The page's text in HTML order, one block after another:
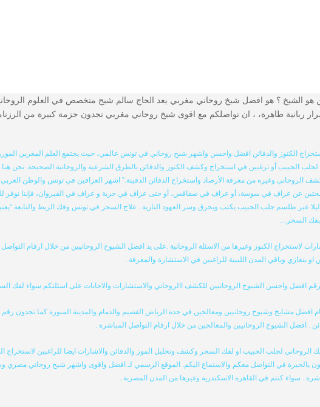
الرسمي للشيخ الروحاني سالم 002126688970000 من هو الشيخ ؟ هو افضل شيخ روحاني مغربي يعد الحاج سالم شيح متخصص
طاهرة، ، ان تواصلكم مع اقوى شيخ روحاني مغربي تجدون حزمة كبيرة من الرزنامات
الكنوز والدفائن افضل واحسن واشهر شيخ روحاني في تونس عالمي، حيث يجتمع العلم المغربي
الحبيب أو ترغبين في استخراج وكشف الكنوز والدفائن بالطرق الشرعية والروحانية الصحيحة. نحن
وغيره من معرفة الأرصاد واستخراج الدفائن الدفينة.” اشهر العرافين في تونس والوطن العربي
عن عراف في سوسة، أو عراف في صفاقس، أو حتى عراف في جربة و عراف في القيروان، فإننا نوفر
عبر طلسم جلب الحبيب يكتب ويحرق وسر العهود النارية . علاج السحر في تونس وفك الربط والتابعة
بفك السحر…
لاستخراج الكنوز وغيرها من الاسئلة الروحانية .على يد افضل الشيوخ الروحانيين من خلال ارقام
وباقي المدن الليبية للراغبين في الاستشارة والمعرفة .
افضل واحسن الشيوخ الروحانيين للكشف االروحاني والاستشارات والاجابات على اسئلتكم سواء لفك
مشايخ وشيوخ روحانيين ومعالجين في جدة الرياض القصيم والدمام والمدينة المنورة كما تجدون
. افضل الشيوخ الروحانيين والمعالجين من خلال ارقام التواصل المباشرة .
لجلب الحبيب او لفك السحر وكشف وتحليل الموز والدفائن والاشارات ايضا للراغبين لاستخراج
يالخبرة في التواصل معكم والاستماع اليكم. الموقع الرسمي لـ افضل واقوى واشهر شيخ روحاني مصري
. سواء كنتم في القاهرة الاسكندرية وغيرها من المدن المصرية .